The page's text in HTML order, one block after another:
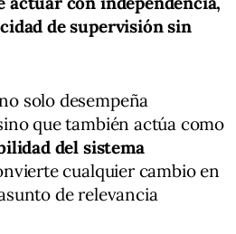
de supervisión sin
solo desempeña
que también actúa como
del sistema
cualquier cambio en
de relevancia